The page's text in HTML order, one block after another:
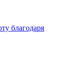
благодаря